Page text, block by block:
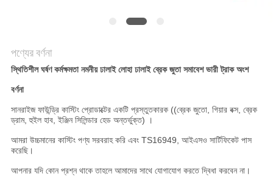
পণ্যের বর্ণনা
স্থিতিশীল ঘর্ষণ কর্মক্ষমতা নমনীয় ঢালাই লোহা ঢালাই ব্রেক জুতা সমাবেশ ভারী ট্রাক অংশ
বর্ণনা
সানরাইজ ফাউন্ড্রি কাস্টিং প্রোডাক্টের একটি প্রস্তুতকারক ((ব্রেক জুতো, গিয়ার বক্স, ব্রেক
ড্রাম, হুইল হাব, ইঞ্জিন সিলিন্ডার হেড অন্তর্ভুক্ত) ।
আমরা উচ্চমানের কাস্টিং পণ্য সরবরাহ করি এবং TS16949, আইএসও সার্টিফিকেট পাস
করেছি।
আপনার যদি কোন প্রশ্ন থাকে তাহলে আমাদের সাথে যোগাযোগ করতে দ্বিধা করবেন না।